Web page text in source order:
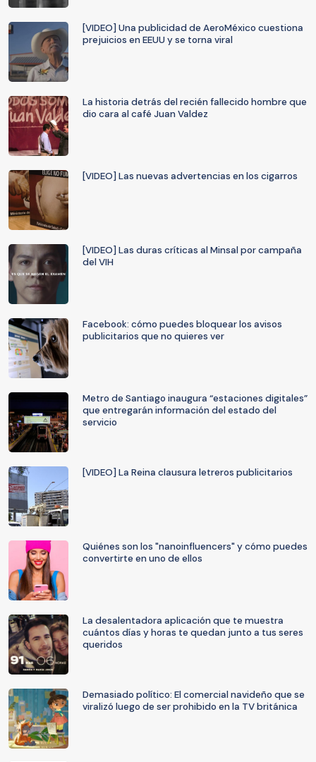
[VIDEO] Una publicidad de AeroMéxico cuestiona
prejuicios en EEUU y se torna viral
La historia detrás del recién fallecido hombre que
dio cara al café Juan Valdez
[VIDEO] Las nuevas advertencias en los cigarros
[VIDEO] Las duras críticas al Minsal por campaña
del VIH
Facebook: cómo puedes bloquear los avisos
publicitarios que no quieres ver
Metro de Santiago inaugura “estaciones digitales”
que entregarán información del estado del
servicio
[VIDEO] La Reina clausura letreros publicitarios
Quiénes son los "nanoinfluencers" y cómo puedes
convertirte en uno de ellos
La desalentadora aplicación que te muestra
cuántos días y horas te quedan junto a tus seres
queridos
Demasiado político: El comercial navideño que se
viralizó luego de ser prohibido en la TV británica